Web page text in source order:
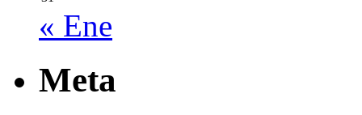
« Ene
Meta